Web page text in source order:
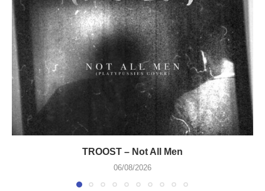
TROOST – Not All Men
06/08/2026